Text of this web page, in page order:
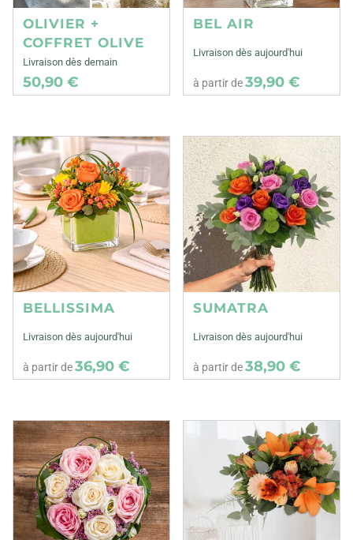
OLIVIER +
COFFRET OLIVE
Livraison dès demain
50,90 €
BEL AIR
Livraison dès aujourd'hui
à partir de39,90 €
BELLISSIMA
Livraison dès aujourd'hui
à partir de36,90 €
SUMATRA
Livraison dès aujourd'hui
à partir de38,90 €